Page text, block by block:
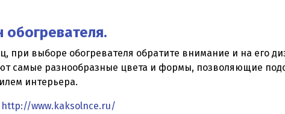
обогревателя.
при выборе обогревателя обратите внимание и на его
самые разнообразные цвета и формы, позволяющие
интерьера.
http://www.kaksolnce.ru/